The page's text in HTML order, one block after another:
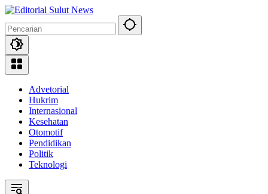
Langsung
konten
Advetorial
Hukrim
Internasional
Kesehatan
Otomotif
Pendidikan
Politik
Teknologi